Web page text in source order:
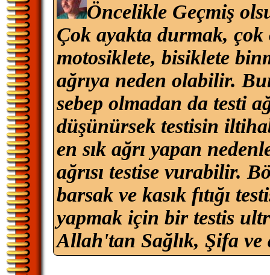
Öncelikle Geçmiş
Çok ayakta durmak, çok
motosiklete, bisiklete
ağrıya neden olabilir.
sebep olmadan da testi
düşünürsek testisin
en sık ağrı yapan
ağrısı testise vurabilir.
barsak ve kasık fıtığı
yapmak için bir testis
Allah'tan Sağlık, Şifa